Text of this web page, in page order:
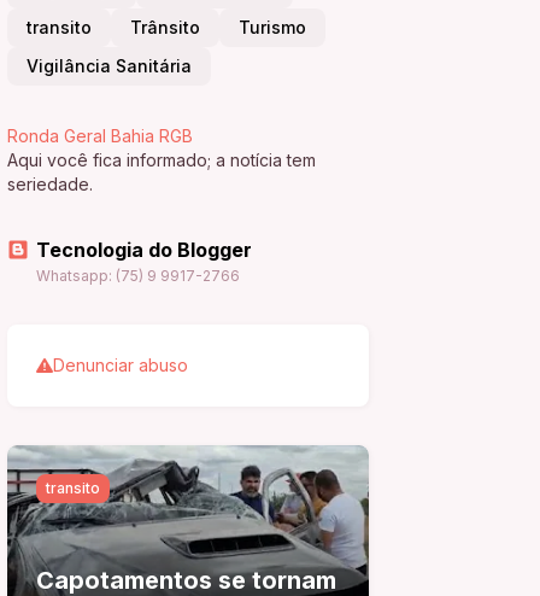
transito
Trânsito
Turismo
Vigilância Sanitária
Ronda Geral Bahia RGB
Aqui você fica informado; a notícia tem
seriedade.
Tecnologia do Blogger
Whatsapp: (75) 9 9917-2766
Denunciar abuso
transito
Capotamentos se tornam